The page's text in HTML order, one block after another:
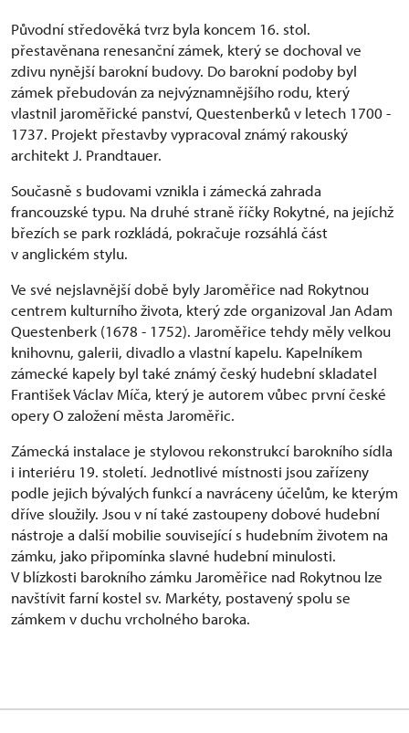
Původní středověká tvrz byla koncem 16. stol.
přestavěnana renesanční zámek, který se dochoval ve
zdivu nynější barokní budovy. Do barokní podoby byl
zámek přebudován za nejvýznamnějšího rodu, který
vlastnil jaroměřické panství, Questenberků v letech 1700 -
1737. Projekt přestavby vypracoval známý rakouský
architekt J. Prandtauer.
Současně s budovami vznikla i zámecká zahrada
francouzské typu. Na druhé straně říčky Rokytné, na jejíchž
březích se park rozkládá, pokračuje rozsáhlá část
v anglickém stylu.
Ve své nejslavnější době byly Jaroměřice nad Rokytnou
centrem kulturního života, který zde organizoval Jan Adam
Questenberk (1678 - 1752). Jaroměřice tehdy měly velkou
knihovnu, galerii, divadlo a vlastní kapelu. Kapelníkem
zámecké kapely byl také známý český hudební skladatel
František Václav Míča, který je autorem vůbec první české
opery O založení města Jaroměřic.
Zámecká instalace je stylovou rekonstrukcí barokního sídla
i interiéru 19. století. Jednotlivé místnosti jsou zařízeny
podle jejich bývalých funkcí a navráceny účelům, ke kterým
dříve sloužily. Jsou v ní také zastoupeny dobové hudební
nástroje a další mobilie související s hudebním životem na
zámku, jako připomínka slavné hudební minulosti.
V blízkosti barokního zámku Jaroměřice nad Rokytnou lze
navštívit farní kostel sv. Markéty, postavený spolu se
zámkem v duchu vrcholného baroka.